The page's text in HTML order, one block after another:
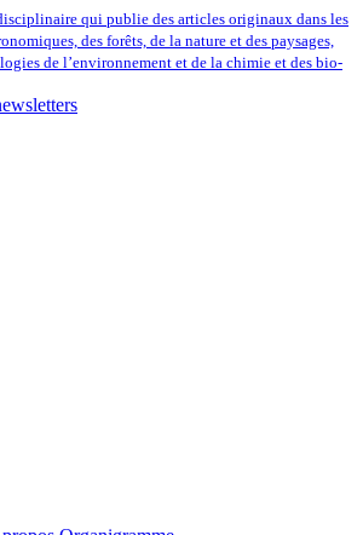
qui publie des articles originaux dans les
des forêts, de la nature et des paysages,
de l’environnement et de la chimie et des bio-